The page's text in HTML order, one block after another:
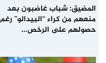
المضيق: شباب غاضبون بعد
منعهم من كراء “البيدالو” رغم
حصولهم على الرخص…